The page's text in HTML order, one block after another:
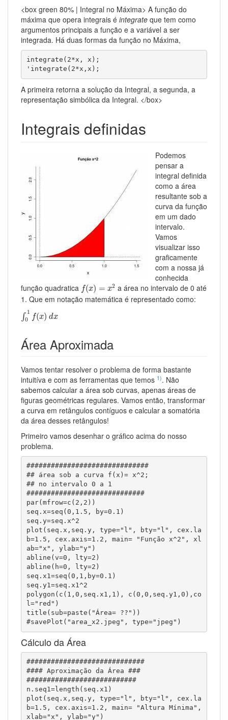
<box green 80% | Integral no Máxima> A função do
máxima que opera integrais é integrate que tem como
argumentos principais a função e a variável a ser
integrada. Há duas formas da função no Máxima,
integrate(2*x, x);
A primeira retorna a solução da Integral, a segunda, a
representação simbólica da Integral. </box>
Integrais definidas
Podemos
pensar a
integral definida
como a área
resultante sob a
curva da função
em um dado
intervalo.
Vamos
visualizar isso
graficamente
com a nossa já
conhecida
função quadratica f(x) = x2
(x =
a área no intervalo de 0 até
1. Que em notação matemática é representado como:
∫ 1
0
f(x) dx
01 f(x ) dx
Área Aproximada
Vamos tentar resolver o problema de forma bastante
intuitíva e com as ferramentas que temos 1). Não
sabemos calcular a área sob curvas, apenas áreas de
figuras geométricas regulares. Vamos então, transformar
a curva em retângulos contíguos e calcular a somatória
da área desses retângulos!
Primeiro vamos desenhar o gráfico acima do nosso
problema.
##############################
## área sob a curva f(x)= x^2;
## no intervalo 0 a 1
#############################
par(mfrow=c(2,2))
seq.x=seq(0,1.5, by=0.1)
seq.y=seq.x^2
plot(seq.x,seq.y, type="l", bty="l", cex.la
b=1.5, cex.axis=1.2, main= "Função x^2", xl
ab="x", ylab="y")
abline(v=0, lty=2)
abline(h=0, lty=2)
seq.x1=seq(0,1,by=0.1)
seq.y1=seq.x1^2
polygon(c(1,0,seq.x1,1), c(0,0,seq.y1,0),co
l="red")
title(sub=paste("Área= ??"))
#savePlot("area_x2.jpeg", type="jpeg")
Cálculo da Área
#############################
#### Aproximação da Área ###
###########################
n.seq1=length(seq.x1)
plot(seq.x,seq.y, type="l", bty="l", cex.la
b=1.5, cex.axis=1.2, main= "Altura Mínima",
xlab="x", ylab="y")